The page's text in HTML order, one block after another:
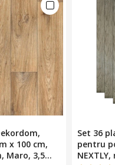
x 100 cm,
Maro, 3,5
Set 36
pentru